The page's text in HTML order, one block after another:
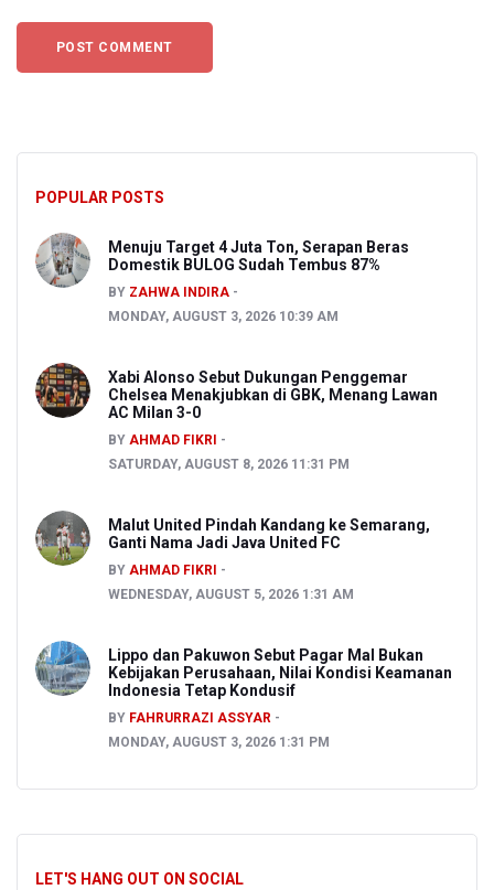
POPULAR POSTS
Menuju Target 4 Juta Ton, Serapan Beras
Domestik BULOG Sudah Tembus 87%
BY ZAHWA INDIRA
MONDAY, AUGUST 3, 2026 10:39 AM
Xabi Alonso Sebut Dukungan Penggemar
Chelsea Menakjubkan di GBK, Menang Lawan
AC Milan 3-0
BY AHMAD FIKRI
SATURDAY, AUGUST 8, 2026 11:31 PM
Malut United Pindah Kandang ke Semarang,
Ganti Nama Jadi Java United FC
BY AHMAD FIKRI
WEDNESDAY, AUGUST 5, 2026 1:31 AM
Lippo dan Pakuwon Sebut Pagar Mal Bukan
Kebijakan Perusahaan, Nilai Kondisi Keamanan
Indonesia Tetap Kondusif
BY FAHRURRAZI ASSYAR
MONDAY, AUGUST 3, 2026 1:31 PM
LET'S HANG OUT ON SOCIAL